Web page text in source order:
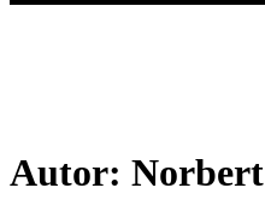
Autor: Norbert